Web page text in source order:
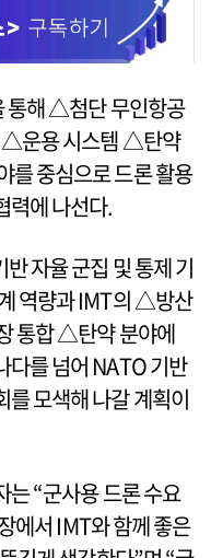
통해 △첨단 무인항공
△운용 시스템 △탄약
를 중심으로 드론 활용
력에 나선다.
자율 군집 및 통제 기
역량과 IMT의 △방산
통합 △탄약 분야에
다를 넘어 NATO 기반
를 모색해 나갈 계획이
는 “군사용 드론 수요
에서 IMT와 함께 좋은